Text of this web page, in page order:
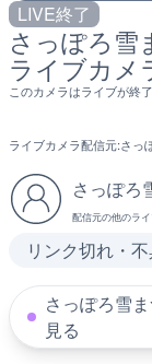
LIVE終了
さっぽろ雪
ライブカメ
このカメラはライブが終了
ライブカメラ配信元:さっ
さっぽろ
配信元の他のラ
リンク切れ・
さっぽろ雪
見る